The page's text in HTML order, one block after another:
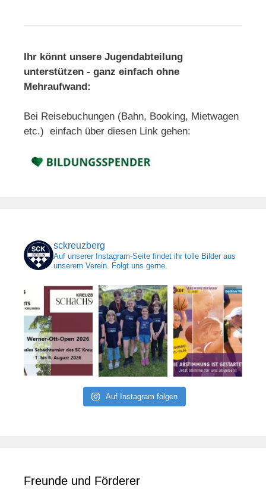
Ihr könnt unsere Jugendabteilung
unterstützen - ganz einfach ohne
Mehraufwand:
Bei Reisebuchungen (Bahn, Booking, Mietwagen
etc.) einfach über diesen Link gehen:
sckreuzberg
Auf unserer Instagram-Seite findet ihr tolle Bilder aus
unserem Verein. Folgt uns gerne.
Auf Instagram folgen
Freunde und Förderer